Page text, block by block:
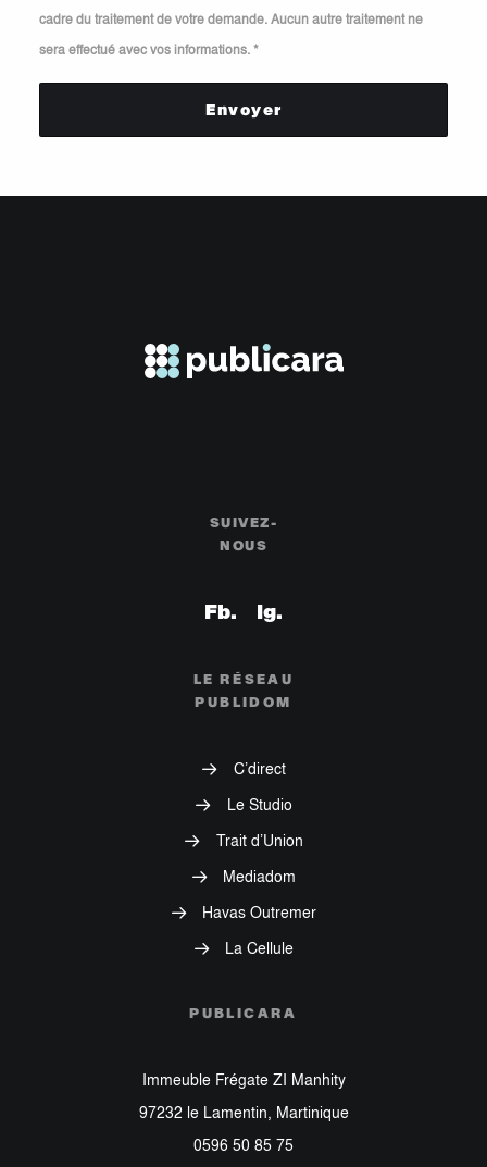
cadre du traitement de votre demande. Aucun autre traitement ne
sera effectué avec vos informations. *
SUIVEZ-
NOUS
LE RÉSEAU
PUBLIDOM
C’direct
Le Studio
Trait d’Union
Mediadom
Havas Outremer
La Cellule
PUBLICARA
Immeuble Frégate ZI Manhity
97232 le Lamentin, Martinique
0596 50 85 75